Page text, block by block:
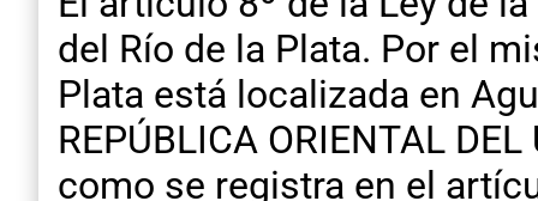
del Río de la Plata. Por el
Plata está localizada en
REPÚBLICA ORIENTAL
como se registra en el